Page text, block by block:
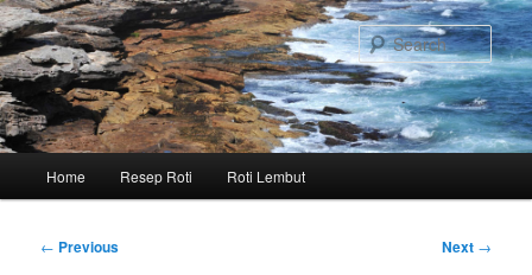
Skip
to
primary
content
Home Resep Roti Roti Lembut
Post
← Previous Next →